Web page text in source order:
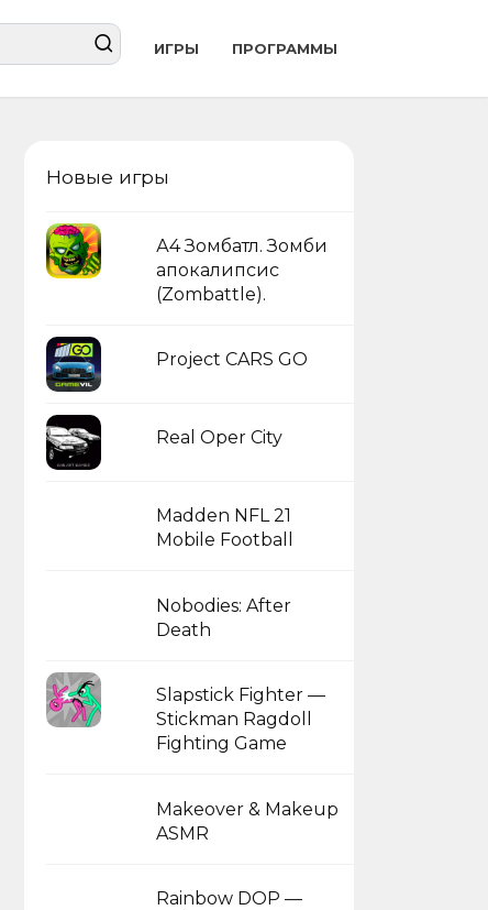
ИГРЫ ПРОГРАММЫ
Новые игры
А4 Зомбатл. Зомби
апокалипсис
(Zombattle).
Project CARS GO
Real Oper City
Madden NFL 21
Mobile Football
Nobodies: After
Death
Slapstick Fighter —
Stickman Ragdoll
Fighting Game
Makeover & Makeup
ASMR
Rainbow DOP —